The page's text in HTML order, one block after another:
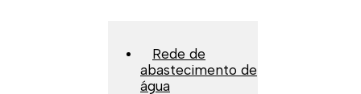
Rede de
abastecimento de
água